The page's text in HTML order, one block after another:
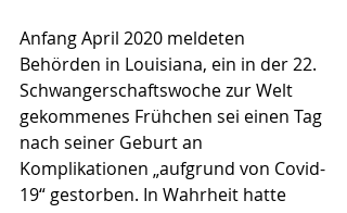
Anfang April 2020 meldeten
Behörden in Louisiana, ein in der 22.
Schwangerschaftswoche zur Welt
gekommenes Frühchen sei einen Tag
nach seiner Geburt an
Komplikationen „aufgrund von Covid-
19“ gestorben. In Wahrheit hatte